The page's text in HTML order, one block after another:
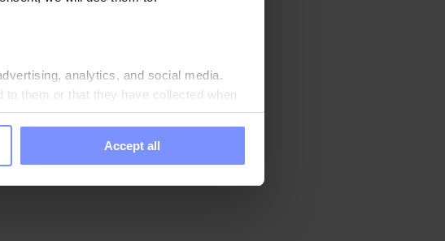
analytics, and social media.
them or that they have collected when
Accept all
Funktionieren des Nervensystems
die Aufrechterhaltung